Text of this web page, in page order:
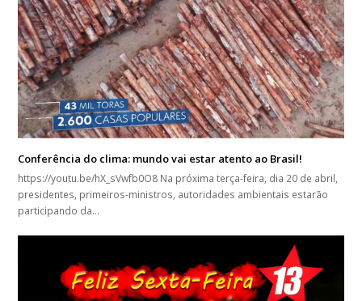
Conferência do clima: mundo vai estar atento ao Brasil!
https://youtu.be/hX_sVwfb0O8 Na próxima terça-feira, dia 20 de abril,
presidentes, primeiros-ministros, autoridades ambientais estarão
participando da…